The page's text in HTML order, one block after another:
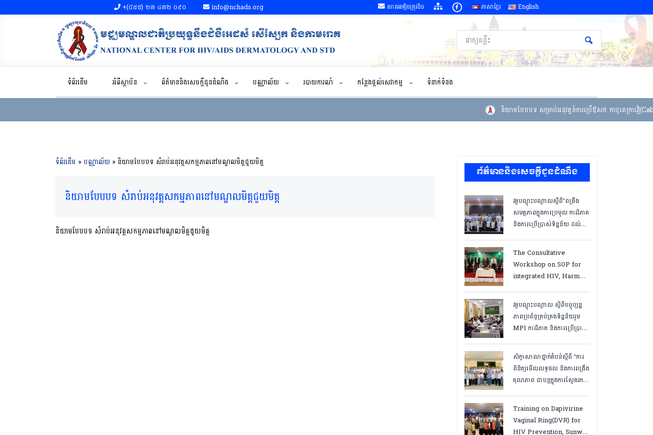
+(៨៥៥)​ ២៣​ ៤៣២ ០៩០​ info@nchads.org សារអេឡិចត្រូវនិច ភាសាខ្មែរ English
ទំព័រដើម អំពីស្ថាប័ន ព័ត៌មាននិងសេចក្តីជូនដំណឹង បណ្ណាល័យ របាយការណ៍ កន្លែងផ្តល់សេវាកម្ម ទំនាក់ទំនង
និយាមបែបបទ សម្រាប់អនុវត្តន៍ការប្រើឳសថ កាបូតេក្រាវៀ
ទំព័រដើម »បណ្ណាល័យ » និយាមបែបបទ សំរាប់អនុវត្តសកម្មភាពនៅមណ្ឌលមិត្តជួយមិត្ត
និយាមបែបបទ សំរាប់អនុវត្តសកម្មភាពនៅមណ្ឌលមិត្តជួយមិត្ត
និយាមបែបបទ សំរាប់អនុវត្តសកម្មភាពនៅមណ្ឌលមិត្តជួយមិត្ត
ព័ត៌មាននិងសេចក្តីជូនដំណឹង
វគ្គបណ្ដុះបណ្ដាលស្តីពី”ពង្រឹង
សមត្ថភាពក្នុងការប្រមូល ការវិភាគ
និងការប្រើប្រាស់ទិន្នន័យ ដល់
និងមន្ត្រីទិន្នន័យថ្នាក់ខេត្ត
“,ថ្ងៃទី១២ ដល់ ១៣ ខែឧសភា
ឆ្នាំ២០២៦
The Consultative
Workshop on SOP for
integrated HIV, Harm
Health Services in
Cambodia.
វគ្គបណ្ដុះបណ្តាល ស្តីពីបច្ចុប្បន្ន
ភាពប្រព័ន្ធគ្រប់គ្រងទិន្នន័យរួម
MPI ការវិភាគ និងការប្រើប្រាស់
អេដស៍ថ្នាក់ខេត្ត, កំពត ថ្ងៃ២៣
ដល់ ២៤ ខែមិនា ២០២៦
សិក្ខាសាលាថ្នាក់តំបន់ស្តីពី “ការ
ពិនិត្យមើលលទ្ធផល និងការពង្រឹង
គុណភាព ជាបន្តក្នុងការស្វែងរក
បង្ការ និងថែទាំ ព្យាបាលអ្នកជំងឺ
អេដស៍ ដើម្បីឈានទៅសម្រេច
គោលដៅ ៩៥-៩៥-៩៥”, តាកែវ
Training on Dapivirine
Vaginal Ring(DVR) for
HIV Prevention, Sunway